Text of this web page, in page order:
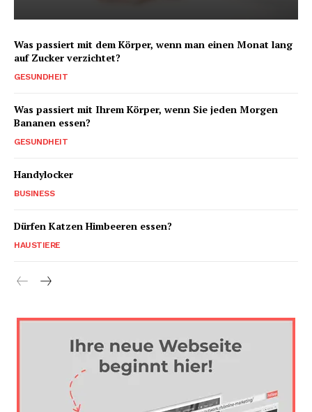
Was passiert mit dem Körper, wenn man einen Monat lang
auf Zucker verzichtet?
GESUNDHEIT
Was passiert mit Ihrem Körper, wenn Sie jeden Morgen
Bananen essen?
GESUNDHEIT
Handylocker
BUSINESS
Dürfen Katzen Himbeeren essen?
HAUSTIERE